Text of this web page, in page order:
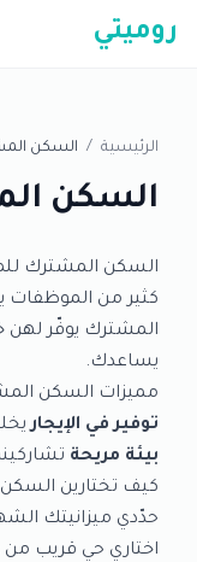
روميتي
الرئيسية / السكن
السكن
السكن المشترك
كثير من الموظفات
المشترك يوفّر لهن
يساعدك.
مميزات السكن
توفير في الإيجار
بيئة مريحة
كيف تختارين
حدّدي ميزانيتك
اختاري حي قريب